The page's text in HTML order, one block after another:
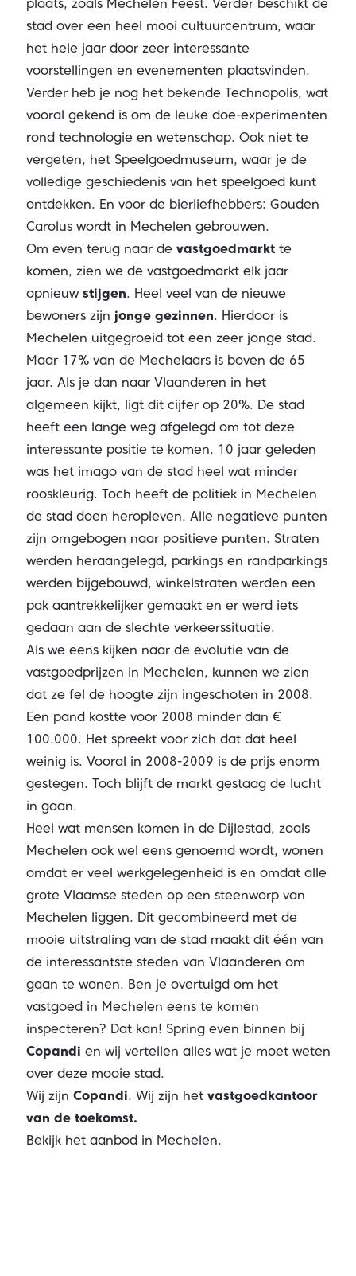
plaats, zoals Mechelen Feest. Verder beschikt de
stad over een heel mooi cultuurcentrum, waar
het hele jaar door zeer interessante
voorstellingen en evenementen plaatsvinden.
Verder heb je nog het bekende Technopolis, wat
vooral gekend is om de leuke doe-experimenten
rond technologie en wetenschap. Ook niet te
vergeten, het Speelgoedmuseum, waar je de
volledige geschiedenis van het speelgoed kunt
ontdekken. En voor de bierliefhebbers: Gouden
Carolus wordt in Mechelen gebrouwen.
Om even terug naar de vastgoedmarktte
komen, zien we de vastgoedmarkt elk jaar
opnieuw stijgen. Heel veel van de nieuwe
bewoners zijn jonge gezinnen. Hierdoor is
Mechelen uitgegroeid tot een zeer jonge stad.
Maar 17% van de Mechelaars is boven de 65
jaar. Als je dan naar Vlaanderen in het
algemeen kijkt, ligt dit cijfer op 20%. De stad
heeft een lange weg afgelegd om tot deze
interessante positie te komen. 10 jaar geleden
was het imago van de stad heel wat minder
rooskleurig. Toch heeft de politiek in Mechelen
de stad doen heropleven. Alle negatieve punten
zijn omgebogen naar positieve punten. Straten
werden heraangelegd, parkings en randparkings
werden bijgebouwd, winkelstraten werden een
pak aantrekkelijker gemaakt en er werd iets
gedaan aan de slechte verkeerssituatie.
Als we eens kijken naar de evolutie van de
vastgoedprijzen in Mechelen, kunnen we zien
dat ze fel de hoogte zijn ingeschoten in 2008.
Een pand kostte voor 2008 minder dan €
100.000. Het spreekt voor zich dat dat heel
weinig is. Vooral in 2008-2009 is de prijs enorm
gestegen. Toch blijft de markt gestaag de lucht
in gaan.
Heel wat mensen komen in de Dijlestad, zoals
Mechelen ook wel eens genoemd wordt, wonen
omdat er veel werkgelegenheid is en omdat alle
grote Vlaamse steden op een steenworp van
Mechelen liggen. Dit gecombineerd met de
mooie uitstraling van de stad maakt dit één van
de interessantste steden van Vlaanderen om
gaan te wonen. Ben je overtuigd om het
vastgoed in Mechelen eens te komen
inspecteren? Dat kan! Spring even binnen bij
Copandi en wij vertellen alles wat je moet weten
over deze mooie stad.
Wij zijn Copandi. Wij zijn het vastgoedkantoor
van de toekomst.
Bekijk het aanbod in Mechelen.